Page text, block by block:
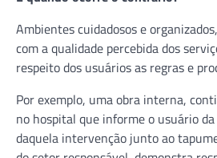
Ambientes cuidadosos e
com a qualidade percebida dos
respeito dos usuários as regras e
Por exemplo, uma obra interna,
no hospital que informe o usuário
daquela intervenção junto ao